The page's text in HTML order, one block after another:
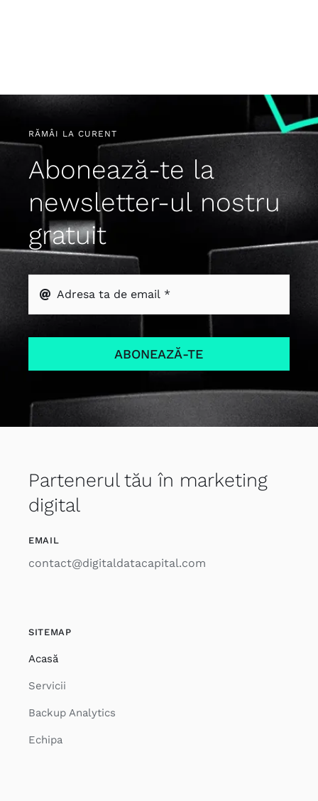
RĂMÂI LA CURENT
Abonează-te la
newsletter-ul nostru
gratuit
ABONEAZĂ-TE
Partenerul tău în marketing
digital
EMAIL
contact@digitaldatacapital.com
SITEMAP
Acasă
Servicii
Backup Analytics
Echipa